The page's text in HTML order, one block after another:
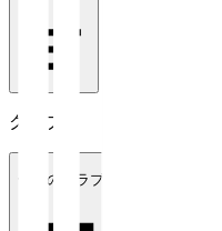
クラブ
全てのクラブ